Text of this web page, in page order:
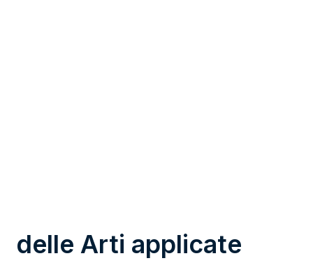
delle Arti applicate